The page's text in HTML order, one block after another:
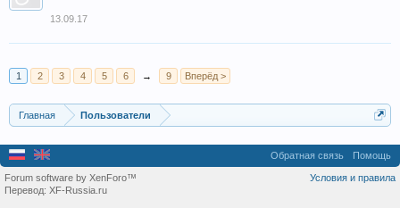
13.09.17
1 2 3 4 5 6 → 9 Вперёд >
Главная Пользователи
Обратная связь Помощь
Условия и правила
Forum software by XenForo™
Перевод: XF-Russia.ru